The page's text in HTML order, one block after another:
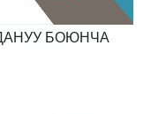
БОЮНЧА